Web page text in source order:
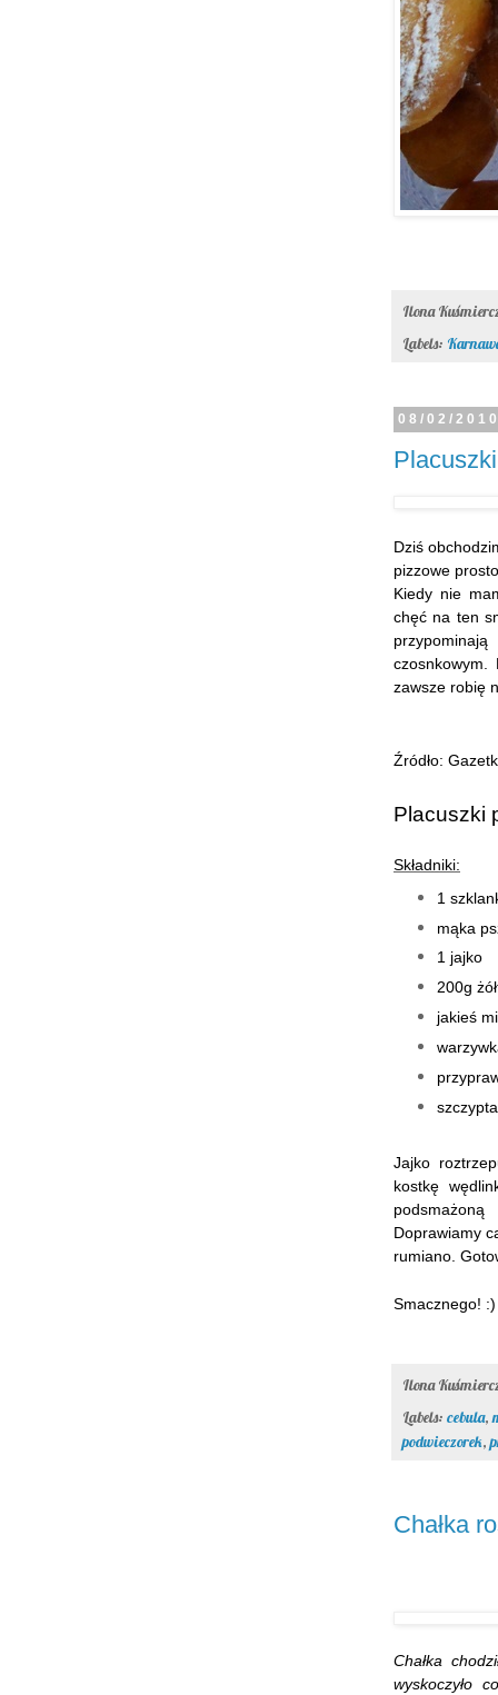
Ilona
Labels:
08/02/
Dziś
pizzowe
Kiedy nie
chęć na ten
czosnkowym.
zawsze robię
Źródło:
Placuszki
Składniki:
1
mąka
1 jajko
200g
jakieś
Jajko
kostkę
Doprawiamy
rumiano.
Smacznego! :)
Ilona
Labels: cebula,
podwieczorek,
Chałka
Chałka
wyskoczyło